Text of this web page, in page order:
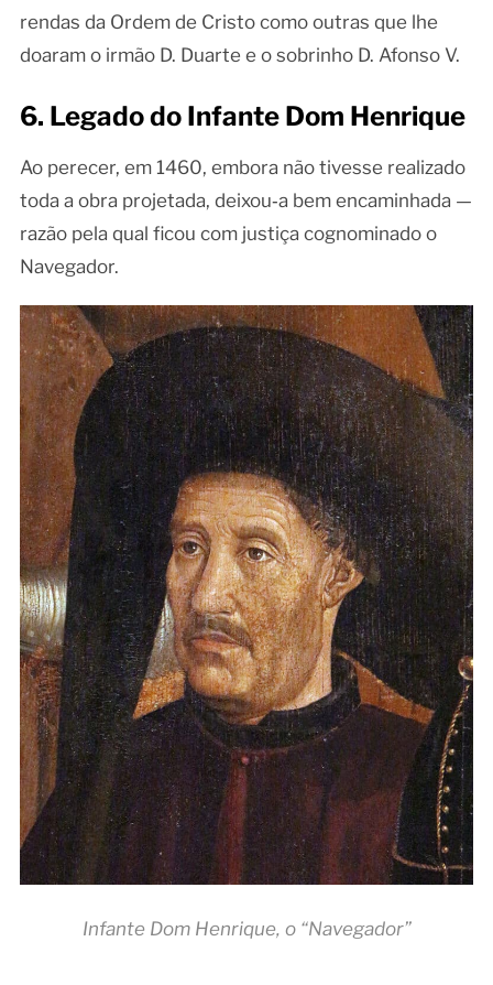
rendas da Ordem de Cristo como outras que lhe
doaram o irmão D. Duarte e o sobrinho D. Afonso V.
6. Legado do Infante Dom Henrique
Ao perecer, em 1460, embora não tivesse realizado
toda a obra projetada, deixou‑a bem encaminhada —
razão pela qual ficou com justiça cognominado o
Navegador.
Infante Dom Henrique, o “Navegador”